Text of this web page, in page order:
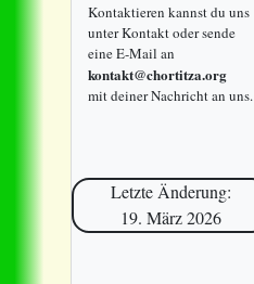
Kontaktieren kannst du uns
unter Kontakt oder sende
eine E-Mail an
kontakt@chortitza.org
mit deiner Nachricht an uns.
Letzte Änderung:
19. März 2026